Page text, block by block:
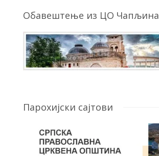
Обавештење из ЦО Чапљина
Парохијски сајтови